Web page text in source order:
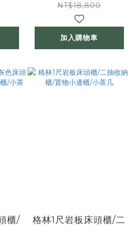
几
NT$18,800
加入購物車
櫃/
格林1尺岩板床頭櫃/二